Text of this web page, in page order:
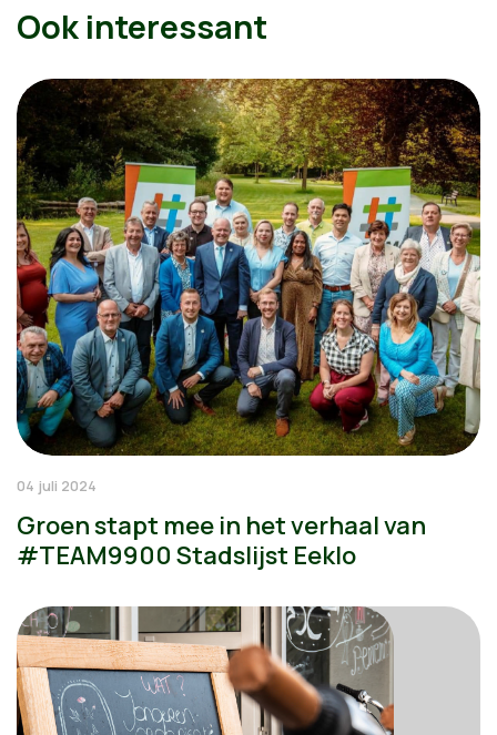
Ook interessant
04 juli 2024
Groen stapt mee in het verhaal van
#TEAM9900 Stadslijst Eeklo